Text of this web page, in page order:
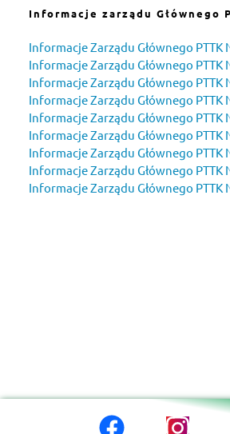
Informacje zarządu Głównego
Informacje Zarządu Głównego PTTK
Informacje Zarządu Głównego PTTK
Informacje Zarządu Głównego PTTK
Informacje Zarządu Głównego PTTK
Informacje Zarządu Głównego PTTK
Informacje Zarządu Głównego PTTK
Informacje Zarządu Głównego PTTK
Informacje Zarządu Głównego PTTK
Informacje Zarządu Głównego PTTK